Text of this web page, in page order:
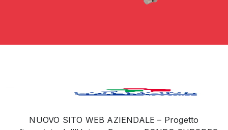
NUOVO SITO WEB AZIENDALE – Progetto